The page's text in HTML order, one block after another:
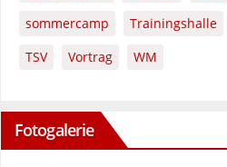
sommercamp
Trainingshalle
TSV
Vortrag WM
Fotogalerie